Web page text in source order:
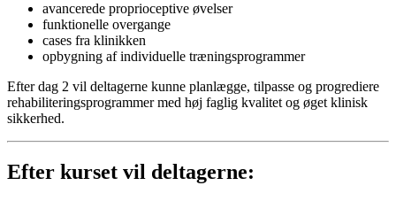
avancerede proprioceptive øvelser
funktionelle overgange
cases fra klinikken
opbygning af individuelle træningsprogrammer
Efter dag 2 vil deltagerne kunne planlægge, tilpasse og progrediere
rehabiliteringsprogrammer med høj faglig kvalitet og øget klinisk
sikkerhed.
Efter kurset vil deltagerne: